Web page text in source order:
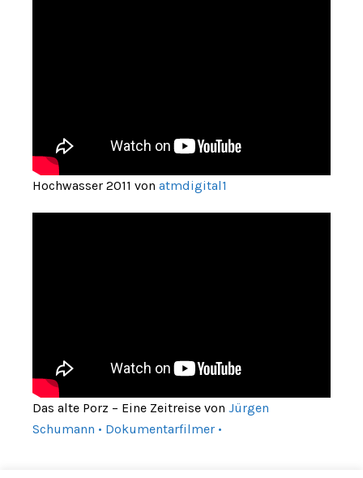
Hochwasser 2011 von atmdigital1
Das alte Porz – Eine Zeitreise von Jürgen
Schumann • Dokumentarfilmer •